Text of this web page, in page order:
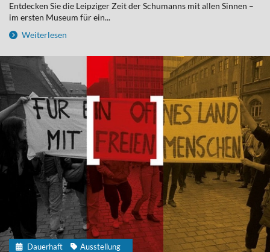
Entdecken Sie die Leipziger Zeit der Schumanns mit allen Sinnen –
im ersten Museum für ein...
Weiterlesen
Dauerhaft
Ausstellung